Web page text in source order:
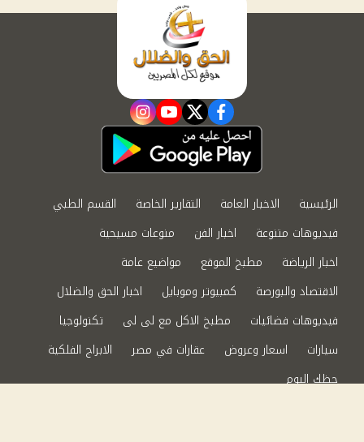
facebook
twitter
youtube
instagram
الرئيسية الاخبار العامة التقارير الخاصة
القسم الطبي
فيديوهات متنوعة
اخبار الفن
منوعات مسيحية
اخبار الرياضة
مطبخ الموقع
مواضيع عامة
الاقتصاد والبورصة
كمبيوتر وموبايل
اخبار الحق والضلال
فيديوهات فضائيات
مطبخ الاكل مع لى لى
تكنولوجيا
سيارات
اسعار وعروض عقارات في مصر
الابراج الفلكية
حظك اليوم